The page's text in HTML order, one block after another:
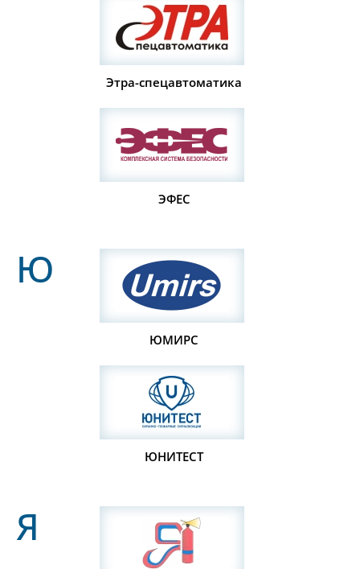
Этра-спецавтоматика
ЭФЕС
Ю
ЮМИРС
ЮНИТЕСТ
Я